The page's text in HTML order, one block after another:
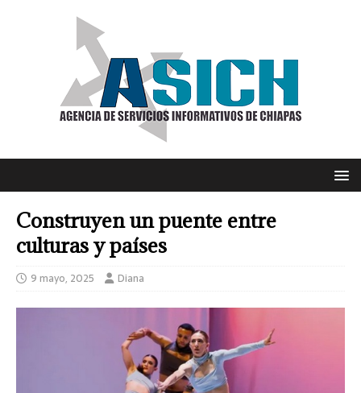
Construyen un puente entre
culturas y países
9 mayo, 2025 Diana